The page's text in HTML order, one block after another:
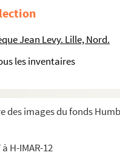
Jean Levy. Lille, Nord.
les inventaires
des images du fonds
à H-IMAR-12
Dieu
de Dieu
de Dieu
Dieu
de Dieu